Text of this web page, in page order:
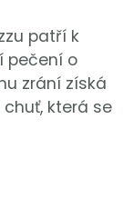
patří k
pečení o
zrání získá
která se